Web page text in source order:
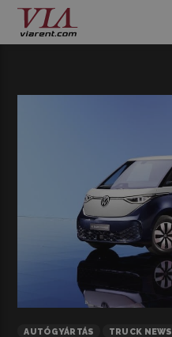
AUTÓGYÁRTÁS TRUCK NEWS